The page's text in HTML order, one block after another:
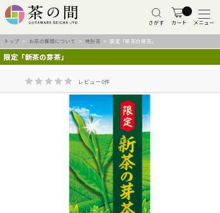
さがす カート メニュー
トップ > お茶の種類について > 特別茶 > 限定「新茶の芽茶」
限定「新茶の芽茶」
レビュー0件